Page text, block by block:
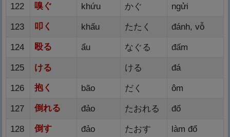
122 嗅ぐ khứu かぐ ngửi
123 叩
Nghĩa: Gõ. Hỏi. Lạy rập đầu
く khấu たたく đánh, vỗ
124 殴
Nghĩa: Đánh đập, công kích,
tấn công
る ẩu なぐる đấm
125 ける ける đá
126 抱く bão だく ôm
127 倒れる đảo たおれる đổ
128 倒す đảo たおす làm đổ